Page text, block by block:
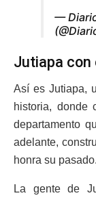
—
Jutiapa con
Así es Jutiapa,
historia, donde
departamento
adelante,
honra su pasado.
La gente de